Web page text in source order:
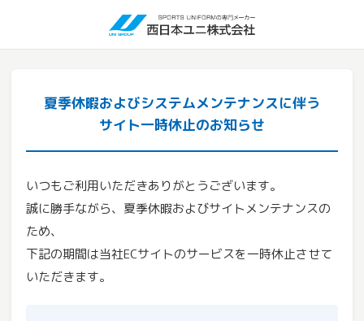
夏季休暇およびシステムメンテナンスに伴う
サイト一時休止のお知らせ
いつもご利用いただきありがとうございます。
誠に勝手ながら、夏季休暇およびサイトメンテナンスの
ため、
下記の期間は当社ECサイトのサービスを一時休止させて
いただきます。